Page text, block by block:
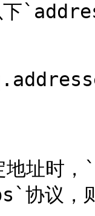
下
地址时
协议，